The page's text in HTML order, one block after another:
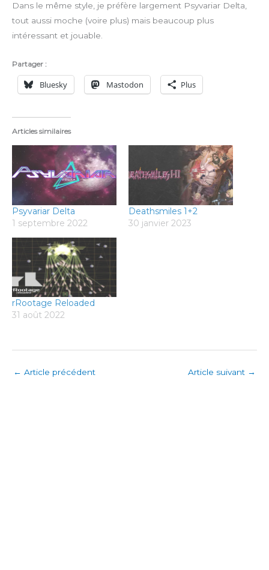
Dans le même style, je préfère largement Psyvariar Delta,
tout aussi moche (voire plus) mais beaucoup plus
intéressant et jouable.
Partager :
Bluesky Mastodon Plus
Articles similaires
Psyvariar Delta
1 septembre 2022
Deathsmiles 1+2
30 janvier 2023
rRootage Reloaded
31 août 2022
← Article précédent Article suivant →